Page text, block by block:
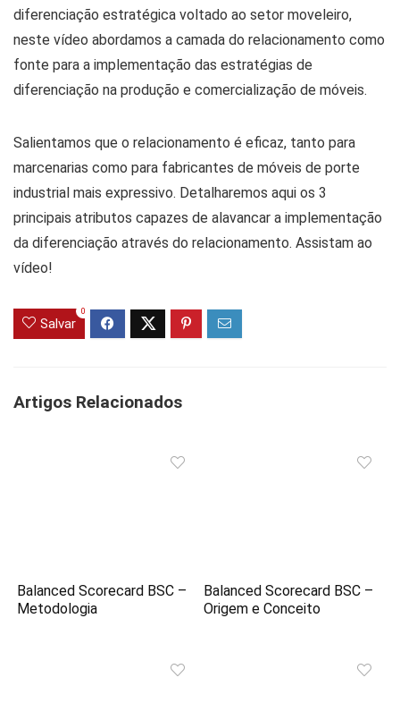
diferenciação estratégica voltado ao setor moveleiro,
neste vídeo abordamos a camada do relacionamento como
fonte para a implementação das estratégias de
diferenciação na produção e comercialização de móveis.
Salientamos que o relacionamento é eficaz, tanto para
marcenarias como para fabricantes de móveis de porte
industrial mais expressivo. Detalharemos aqui os 3
principais atributos capazes de alavancar a implementação
da diferenciação através do relacionamento. Assistam ao
vídeo!
Salvar
0
Artigos Relacionados
Balanced Scorecard BSC –
Metodologia
Balanced Scorecard BSC –
Origem e Conceito